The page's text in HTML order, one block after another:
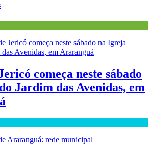
começa neste sábado
Jardim das Avenidas, em